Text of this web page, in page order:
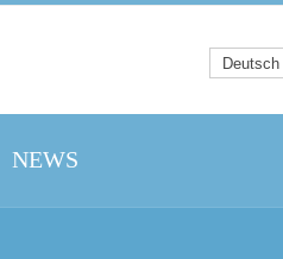
Deutsch
NEWS